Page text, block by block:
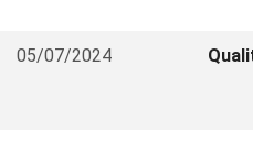
05/07/2024